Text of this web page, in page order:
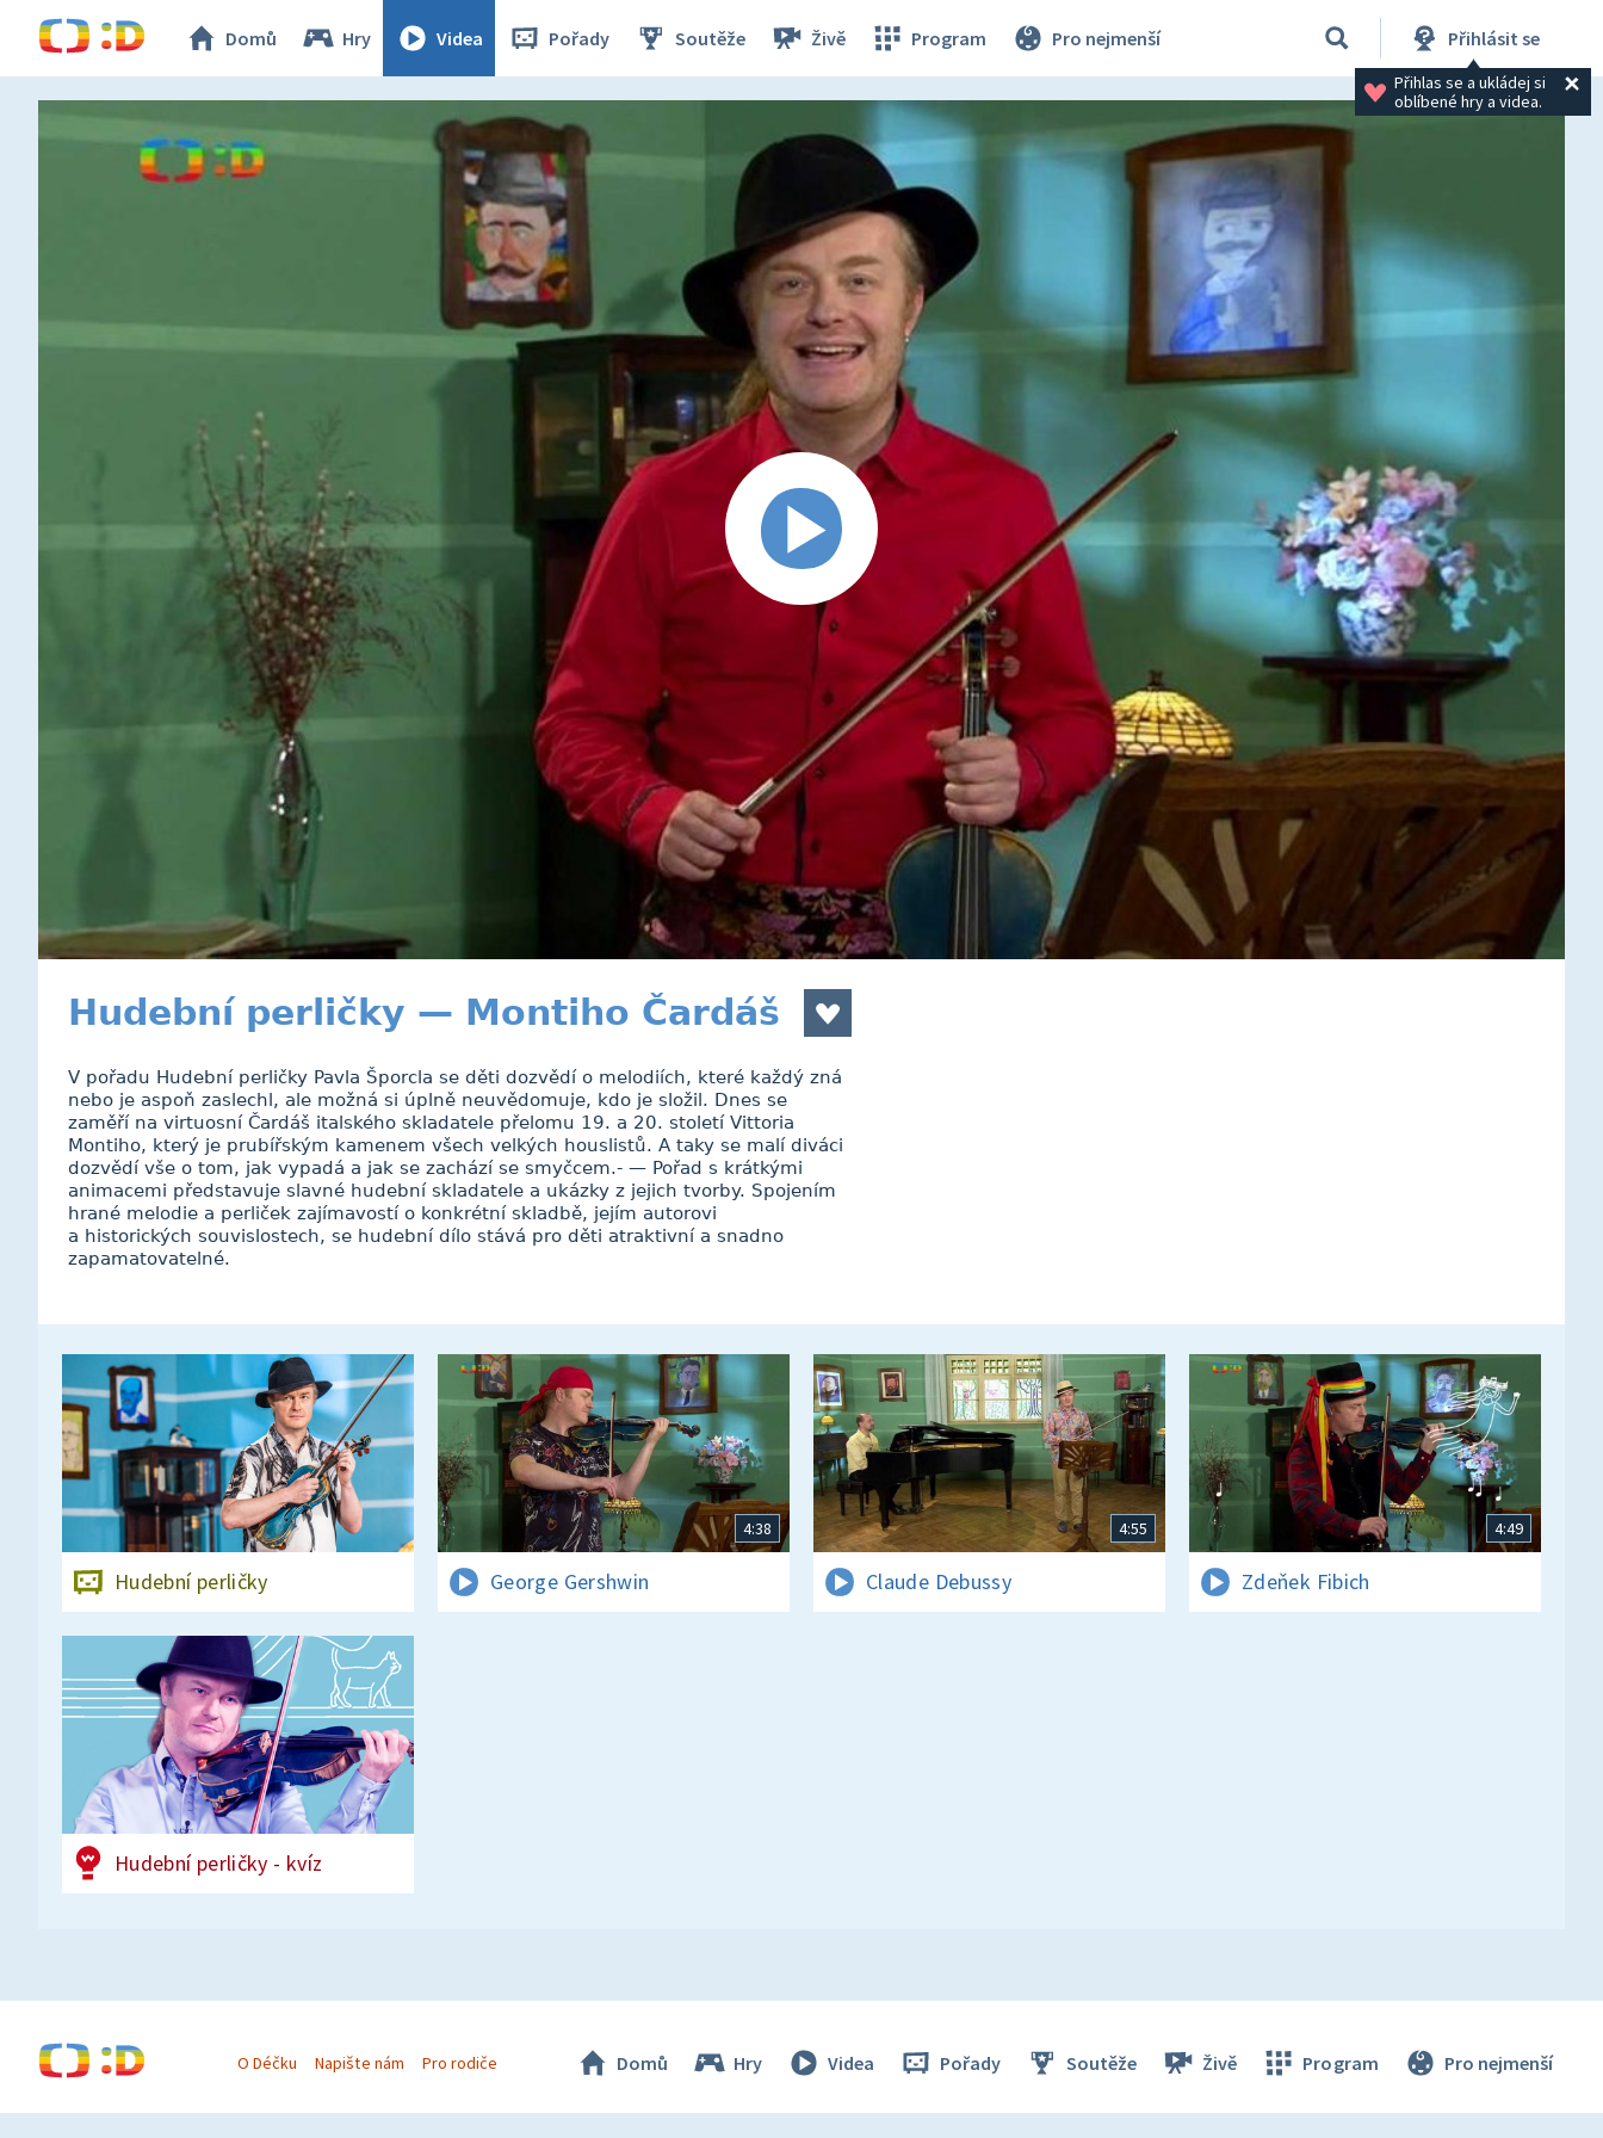
Domů Hry Videa Pořady Soutěže Živě Program Pro nejmenší Přihlásit se
Přihlas se a ukládej si
oblíbené hry a videa.
Hudební perličky — Montiho Čardáš
V pořadu Hudební perličky Pavla Šporcla se děti dozvědí o melodiích, které každý zná
nebo je aspoň zaslechl, ale možná si úplně neuvědomuje, kdo je složil. Dnes se
zaměří na virtuosní Čardáš italského skladatele přelomu 19. a 20. století Vittoria
Montiho, který je prubířským kamenem všech velkých houslistů. A taky se malí diváci
dozvědí vše o tom, jak vypadá a jak se zachází se smyčcem.- — Pořad s krátkými
animacemi představuje slavné hudební skladatele a ukázky z jejich tvorby. Spojením
hrané melodie a perliček zajímavostí o konkrétní skladbě, jejím autorovi
a historických souvislostech, se hudební dílo stává pro děti atraktivní a snadno
zapamatovatelné.
Hudební perličky
4:38
George Gershwin
4:55
Claude Debussy
4:49
Zdeňek Fibich
Hudební perličky - kvíz
O Déčku Napište nám Pro rodiče Domů Hry Videa Pořady Soutěže Živě Program Pro nejmenší